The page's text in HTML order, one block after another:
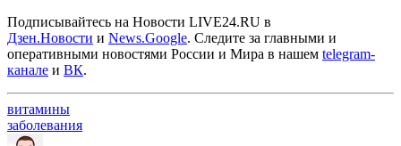
Подписывайтесь на Новости LIVE24.RU в
Дзен.Новости и News.Google. Следите за главными и
оперативными новостями России и Мира в нашем telegram-
канале и ВК.
витамины
заболевания